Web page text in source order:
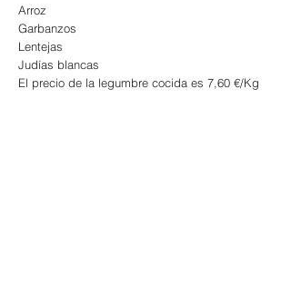
Arroz
Garbanzos
Lentejas
Judías blancas
El precio de la legumbre cocida es 7,60 €/Kg